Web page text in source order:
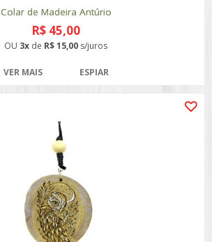
Colar de Madeira Antúrio
R$ 45,00
OU 3x de R$ 15,00 s/juros
VER MAIS ESPIAR